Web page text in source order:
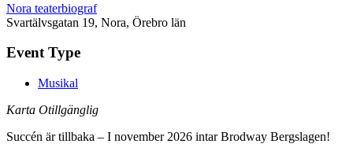
Nora teaterbiograf
Svartälvsgatan 19, Nora, Örebro län
Event Type
Musikal
Karta Otillgänglig
Succén är tillbaka – I november 2026 intar Brodway Bergslagen!